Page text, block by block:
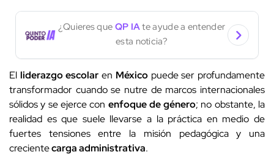
¿Quieres que QP IAte ayude a entender
esta noticia?
El liderazgo escolar en Méxicopuede ser profundamente
transformador cuando se nutre de marcos internacionales
sólidos y se ejerce con enfoque de género; no obstante, la
realidad es que suele llevarse a la práctica en medio de
fuertes tensiones entre la misión pedagógica y una
crecientecarga administrativa.